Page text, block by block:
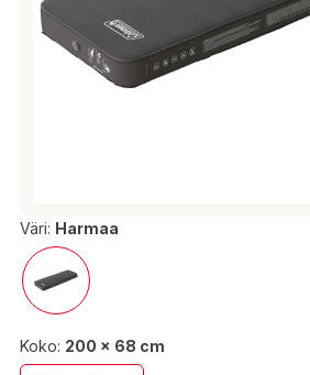
Väri: Harmaa
Koko: 200 x 68 cm